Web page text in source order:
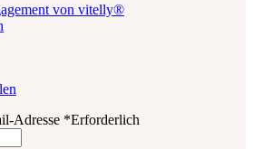
von vitelly®
Adresse *Erforderlich